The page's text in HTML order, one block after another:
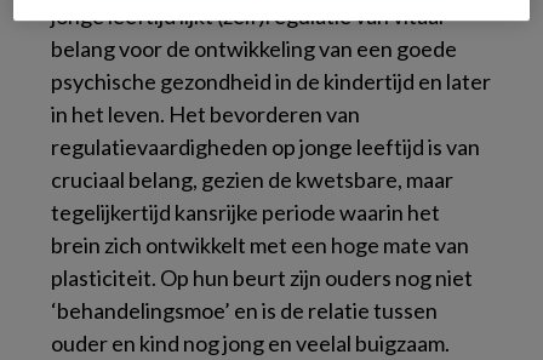
jonge leeftijd lijkt (zelf)regulatie van vitaal
belang voor de ontwikkeling van een goede
psychische gezondheid in de kindertijd en later
in het leven. Het bevorderen van
regulatievaardigheden op jonge leeftijd is van
cruciaal belang, gezien de kwetsbare, maar
tegelijkertijd kansrijke periode waarin het
brein zich ontwikkelt met een hoge mate van
plasticiteit. Op hun beurt zijn ouders nog niet
‘behandelingsmoe’ en is de relatie tussen
ouder en kind nog jong en veelal buigzaam.